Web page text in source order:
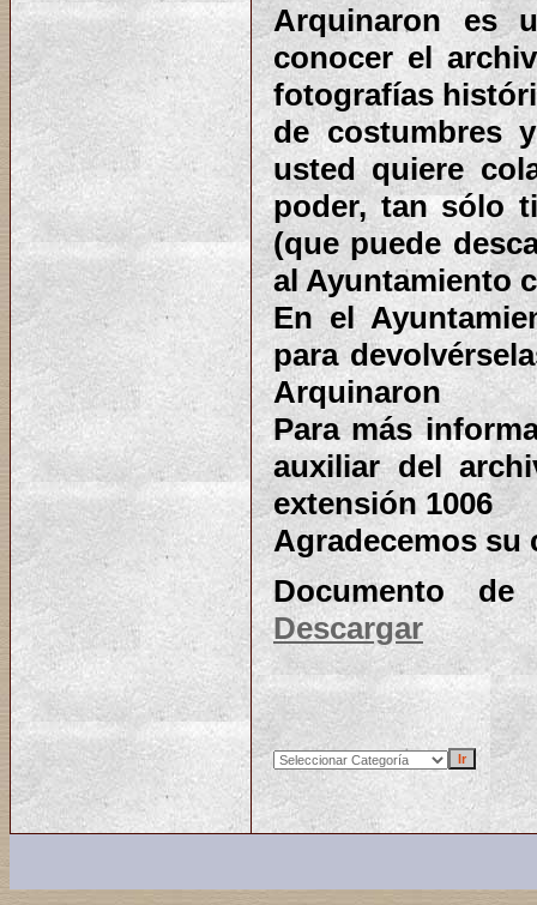
Arquinaron es
conocer el
fotografías
de costumbres
usted quiere
poder, tan sólo
(que puede
al Ayuntamiento
En el
para
Arquinaron
Para más
auxiliar del
extensión 1006
Agradecemos su
Documento
Descargar